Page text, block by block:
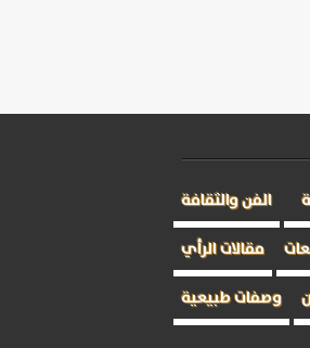
الفن والثقافة
مقالات الرأي
وصفات طبيعية